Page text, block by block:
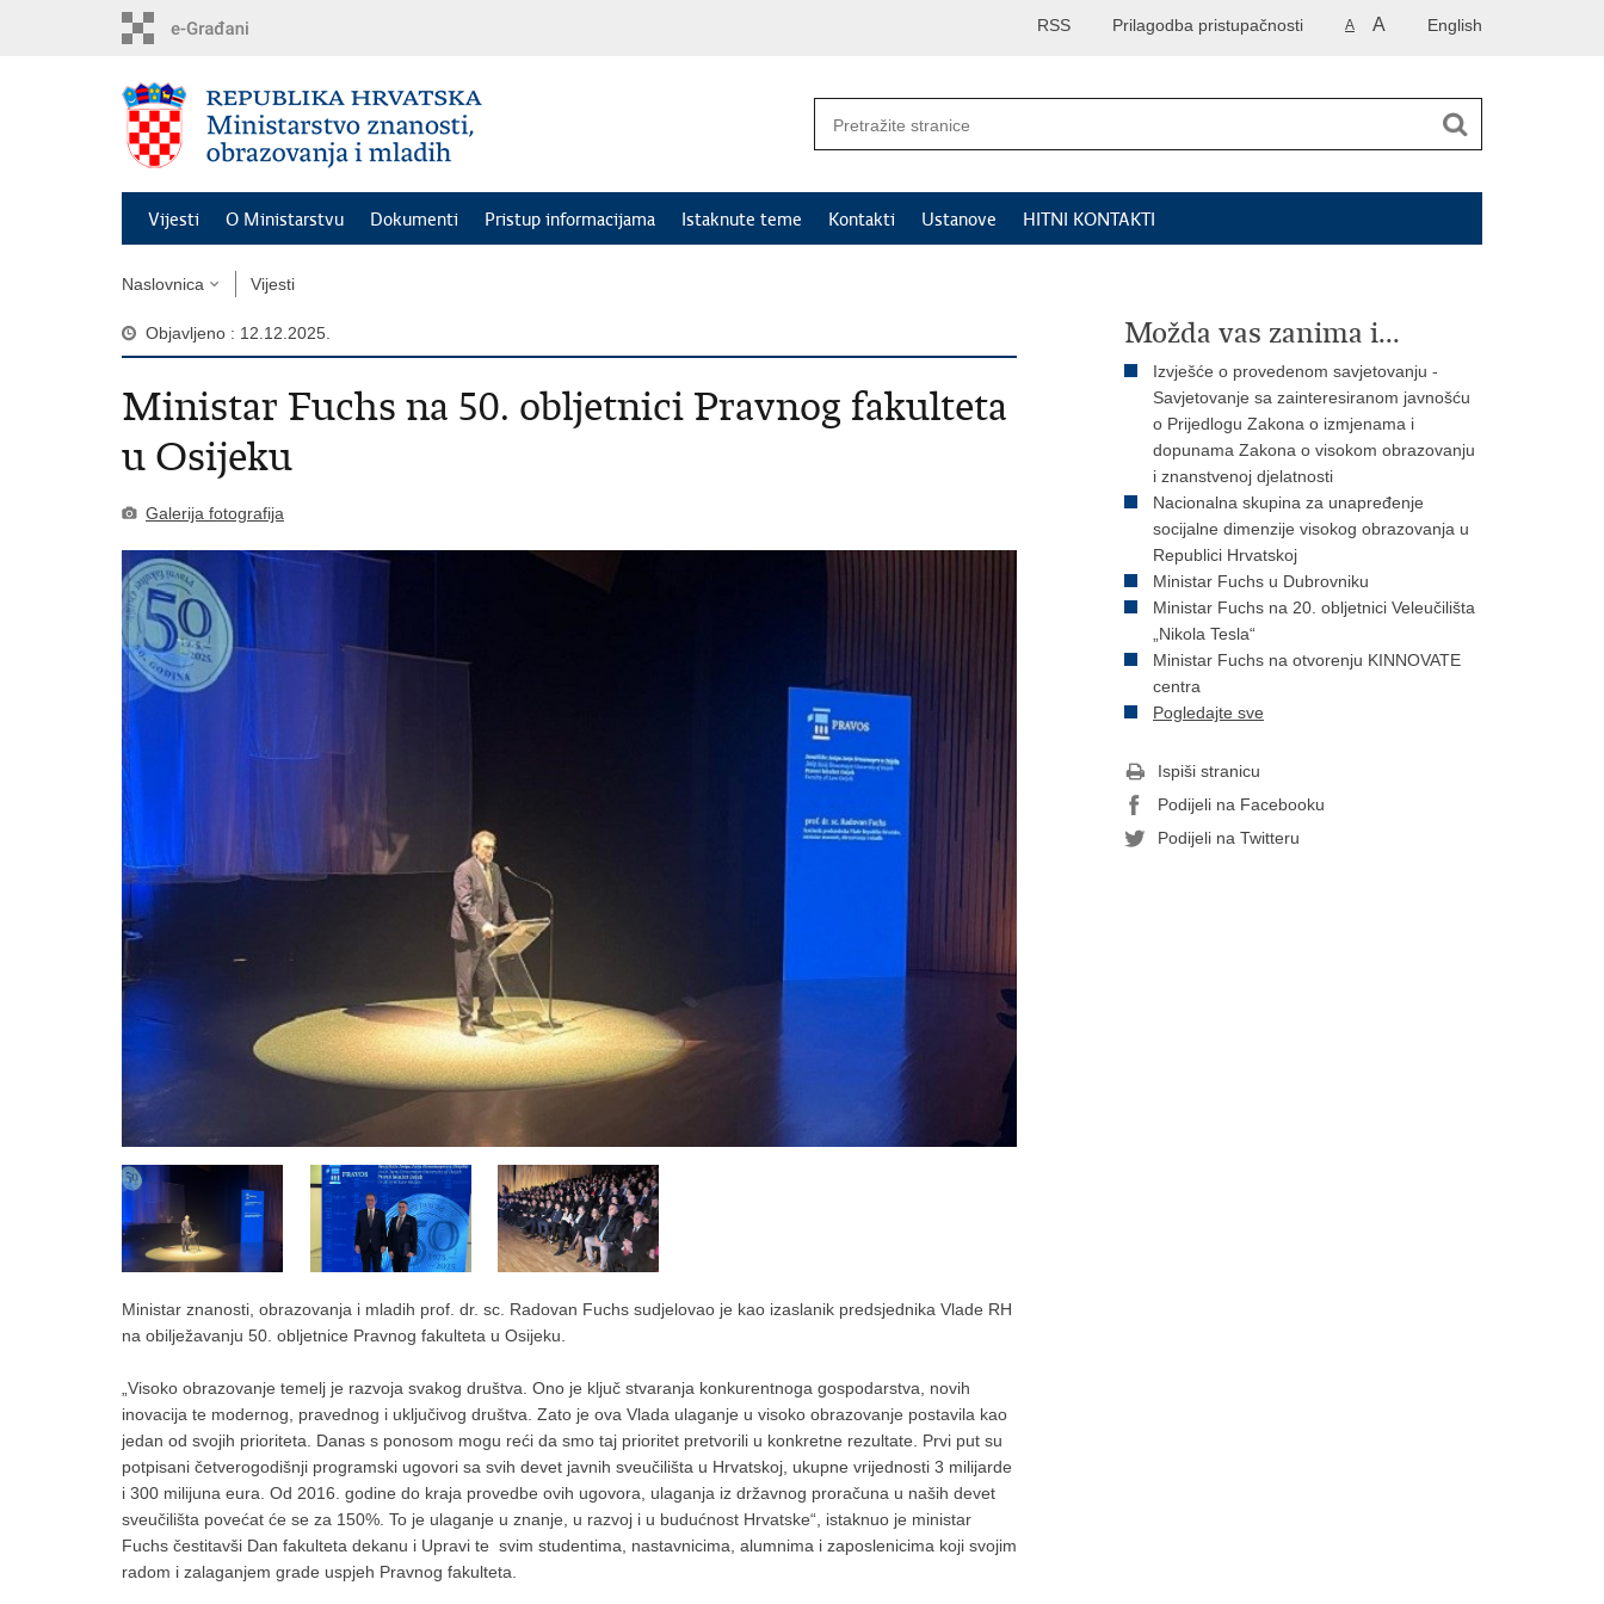
English
A A
Prilagodba pristupačnosti
RSS
Vijesti O Ministarstvu Dokumenti Pristup informacijama Istaknute teme Kontakti Ustanove HITNI KONTAKTI
Naslovnica Vijesti
Objavljeno : 12.12.2025.
Ministar Fuchs na 50. obljetnici Pravnog fakulteta
u Osijeku
Galerija fotografija
Ministar znanosti, obrazovanja i mladih prof. dr. sc. Radovan Fuchs sudjelovao je kao izaslanik predsjednika Vlade RH
na obilježavanju 50. obljetnice Pravnog fakulteta u Osijeku.
„Visoko obrazovanje temelj je razvoja svakog društva. Ono je ključ stvaranja konkurentnoga gospodarstva, novih
inovacija te modernog, pravednog i uključivog društva. Zato je ova Vlada ulaganje u visoko obrazovanje postavila kao
jedan od svojih prioriteta. Danas s ponosom mogu reći da smo taj prioritet pretvorili u konkretne rezultate. Prvi put su
potpisani četverogodišnji programski ugovori sa svih devet javnih sveučilišta u Hrvatskoj, ukupne vrijednosti 3 milijarde
i 300 milijuna eura. Od 2016. godine do kraja provedbe ovih ugovora, ulaganja iz državnog proračuna u naših devet
sveučilišta povećat će se za 150%. To je ulaganje u znanje, u razvoj i u budućnost Hrvatske“, istaknuo je ministar
Fuchs čestitavši Dan fakulteta dekanu i Upravi te svim studentima, nastavnicima, alumnima i zaposlenicima koji svojim
radom i zalaganjem grade uspjeh Pravnog fakulteta.
Možda vas zanima i...
Izvješće o provedenom savjetovanju -
Savjetovanje sa zainteresiranom javnošću
o Prijedlogu Zakona o izmjenama i
dopunama Zakona o visokom obrazovanju
i znanstvenoj djelatnosti
Nacionalna skupina za unapređenje
socijalne dimenzije visokog obrazovanja u
Republici Hrvatskoj
Ministar Fuchs u Dubrovniku
Ministar Fuchs na 20. obljetnici Veleučilišta
„Nikola Tesla“
Ministar Fuchs na otvorenju KINNOVATE
centra
Pogledajte sve
Ispiši stranicu
Podijeli na Facebooku
Podijeli na Twitteru